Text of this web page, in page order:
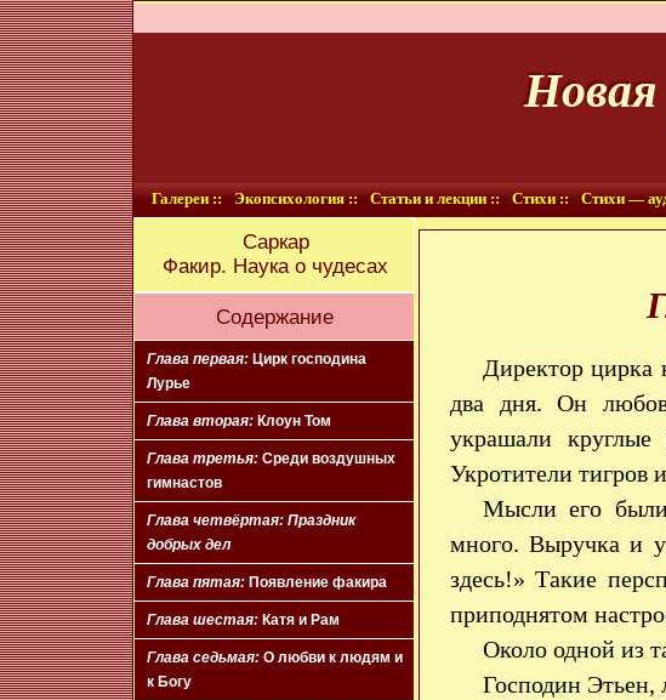
Новая
Галереи :: Экопсихология :: Статьи и лекции :: Стихи :: Стихи —
Саркар
Факир. Наука о чудесах
Содержание
Глава первая: Цирк господина
Лурье
Глава вторая: Клоун Том
Глава третья: Среди воздушных
гимнастов
Глава четвёртая: Праздник
добрых дел
Глава пятая: Появление факира
Глава шестая: Катя и Рам
Глава седьмая: О любви к людям и
к Богу
Директор цирка
два дня. Он
украшали
Укротители тигров
Мысли его
много. Выручка и
здесь!» Такие
приподнятом
Около одной из
Господин